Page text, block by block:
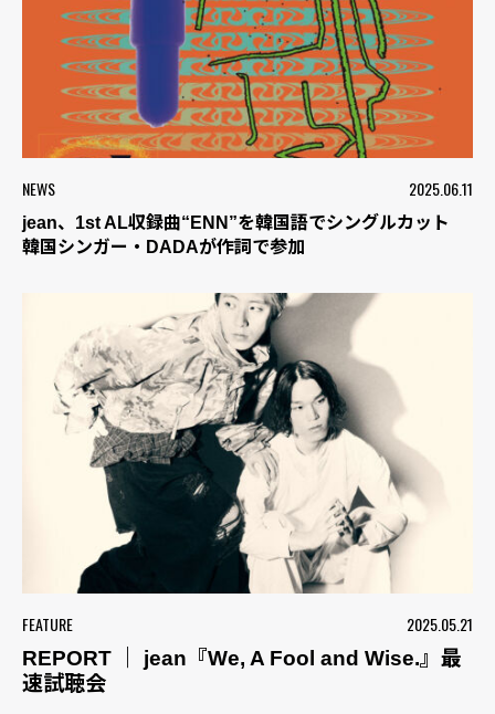
NEWS 2025.06.11
jean、1st AL収録曲“ENN”を韓国語でシングルカット
韓国シンガー・DADAが作詞で参加
FEATURE
2025.05.21
REPORT ｜ jean『We, A Fool and Wise.』最
速試聴会